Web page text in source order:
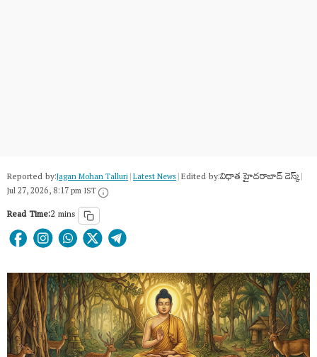
Reported by:Jagan Mohan Talluri|Latest News|Edited by:విధాత హైదరాబాద్ డెస్క్|
Jul 27, 2026, 8:17 pm IST
Read Time:2 mins